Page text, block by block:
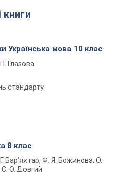
книги
Українська мова 10 клас
Глазова
стандарту
8 клас
Бар’яхтар, Ф. Я. Божинова, О.
С. О. Довгий